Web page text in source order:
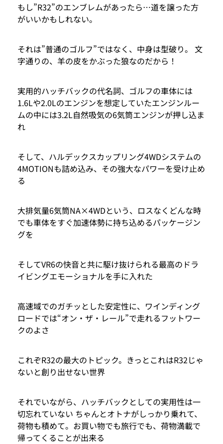
もし”R32”のエンブレムがあったら…道を譲った方
がいいかもしれない。
それは”普通のゴルフ”ではなく、中身は型破り。 文
字通りの、羊の皮をかぶった狼なのだから！
実用的ハッチバックの代名詞、ゴルフの車体には
1.6Lや2.0Lのエンジンを想定していたエンジンルー
ムの中には3.2L自然吸気の6気筒エンジンが押し込ま
れ
そして、ハルデックスカップリング4WDシステムの
4MOTIONも詰め込み、その強大なパワーを受け止め
る
大排気量6気筒NA×4WDという、ロスなくどんな時
でも車体をすぐ加速体勢に持ち込めるパッケージン
グを
そしてVR6の快音と共に駆け抜けられる最高のドラ
イビングエモーショナルを手に入れた
高速域でのガチッとした安定性に、ワインディング
ロードでは“オン・ザ・レール”で走れるフットワー
クのよさ
これぞR32の最大のトピック。きっとこれはR32じゃ
ないと創り出せない世界
それでいながら、ハッチバックとしての実用性は一
切忘れていない ちゃんとオトナがしっかり乗れて、
荷物も積めて。お買い物でも旅行でも、荷物満載で
帰ってくることが出来る